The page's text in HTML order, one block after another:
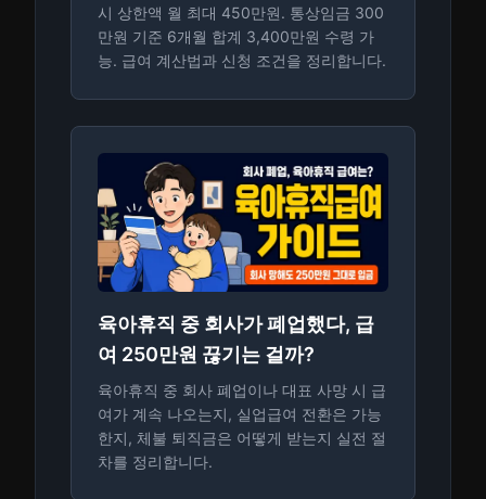
시 상한액 월 최대 450만원. 통상임금 300
만원 기준 6개월 합계 3,400만원 수령 가
능. 급여 계산법과 신청 조건을 정리합니다.
육아휴직 중 회사가 폐업했다, 급
여 250만원 끊기는 걸까?
육아휴직 중 회사 폐업이나 대표 사망 시 급
여가 계속 나오는지, 실업급여 전환은 가능
한지, 체불 퇴직금은 어떻게 받는지 실전 절
차를 정리합니다.